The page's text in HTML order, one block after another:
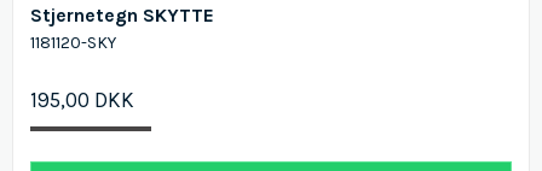
Stjernetegn SKYTTE
1181120-SKY
195,00 DKK